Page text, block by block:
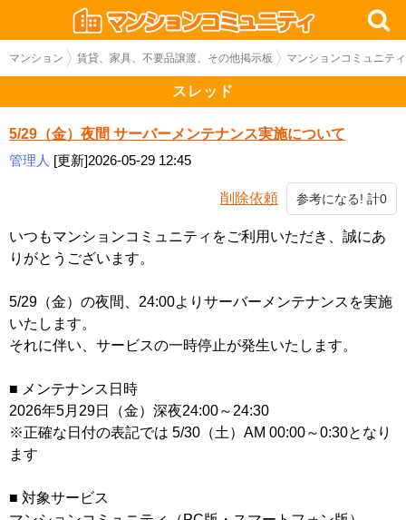
マンション 賃貸、家具、不要品譲渡、その他掲示板 マンションコミュニテ
スレッド
5/29（金）夜間 サーバーメンテナンス実施について
管理人 [更新]2026-05-29 12:45
削除依頼 参考になる! 計0
いつもマンションコミュニティをご利用いただき、誠にあ
りがとうございます。
5/29（金）の夜間、24:00よりサーバーメンテナンスを実施
いたします。
それに伴い、サービスの一時停止が発生いたします。
■ メンテナンス日時
2026年5月29日（金）深夜24:00～24:30
※正確な日付の表記では 5/30（土）AM 00:00～0:30となり
ます
■ 対象サービス